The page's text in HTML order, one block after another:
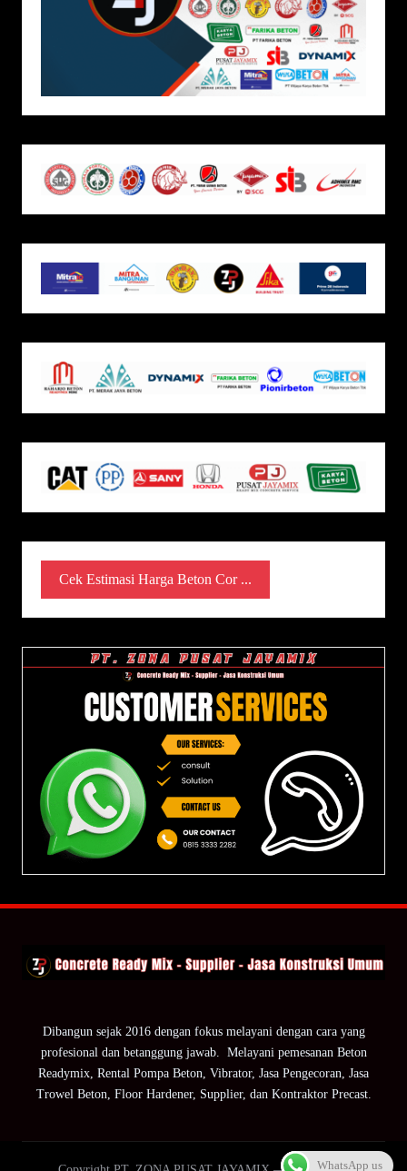
Cek Estimasi Harga Beton Cor ...
Dibangun sejak 2016 dengan fokus melayani dengan cara yang
profesional dan betanggung jawab. Melayani pemesanan Beton
Readymix, Rental Pompa Beton, Vibrator, Jasa Pengecoran, Jasa
Trowel Beton, Floor Hardener, Supplier, dan Kontraktor Precast.
WhatsApp us